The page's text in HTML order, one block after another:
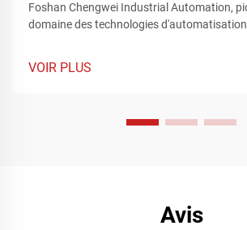
Foshan Chengwei Industrial Automation,
domaine des technologies
redéfinissent le paysage de la production
représentent un bond en avant significatif
VOIR PLUS
Avis